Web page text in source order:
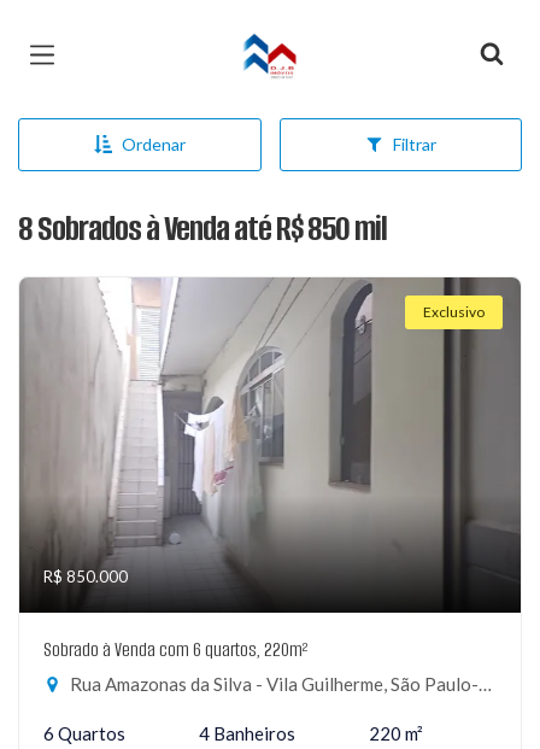
Página inicial
Ordenar Filtrar
8 Sobrados à Venda até R$ 850 mil
Exclusivo
R$ 850.000
Sobrado à Venda com 6 quartos, 220m²
Rua Amazonas da Silva - Vila Guilherme, São Paulo-SP
6 Quartos 4 Banheiros 220 m²